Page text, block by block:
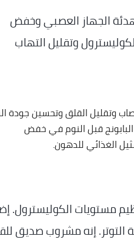
الجهاز العصبي وخفض
وتقليل التهاب
وتقليل القلق وتحسين جودة
قبل النوم في خفض
الغذائي للدهون.
مستويات الكوليسترول.
التوتر. إنه مشروب صديق